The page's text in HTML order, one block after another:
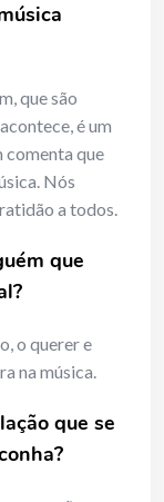
que são
é um
comenta que
Nós
a todos.
que
o querer e
na música.
que se